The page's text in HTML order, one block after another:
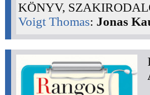
KÖNYV,
Voigt Thomas: Jonas